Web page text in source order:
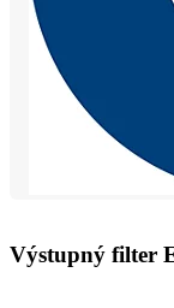
Výstupný filter